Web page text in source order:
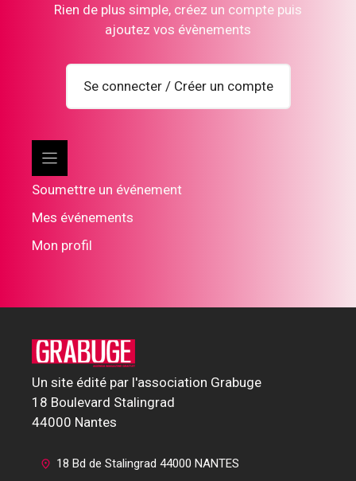
Rien de plus simple, créez un compte puis
ajoutez vos évènements
Se connecter / Créer un compte
Soumettre un événement
Mes événements
Mon profil
Un site édité par l'association Grabuge
18 Boulevard Stalingrad
44000 Nantes
18 Bd de Stalingrad 44000 NANTES